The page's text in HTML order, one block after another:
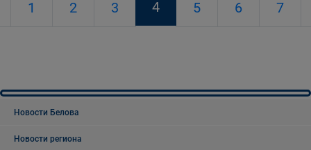
1 2 3 4 5 6 7
Новости Белова
Новости региона